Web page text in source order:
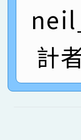
創
賽
賀！
倩
名
賀！
園市
賀！
臺
市
計